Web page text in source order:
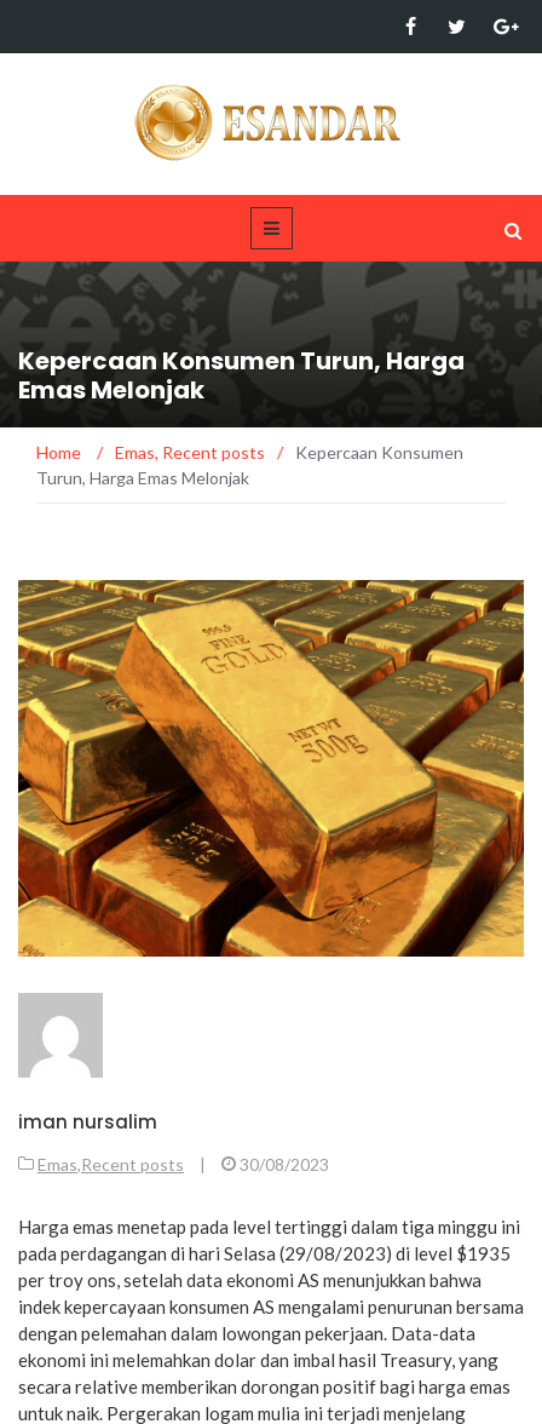
Kepercaan Konsumen Turun, Harga
Emas Melonjak
Home / Emas, Recent posts /
Kepercaan Konsumen
Turun, Harga Emas Melonjak
iman nursalim
Emas,Recent posts | 30/08/2023
Harga emas menetap pada level tertinggi dalam tiga minggu ini
pada perdagangan di hari Selasa (29/08/2023) di level $1935
per troy ons, setelah data ekonomi AS menunjukkan bahwa
indek kepercayaan konsumen AS mengalami penurunan bersama
dengan pelemahan dalam lowongan pekerjaan. Data-data
ekonomi ini melemahkan dolar dan imbal hasil Treasury, yang
secara relative memberikan dorongan positif bagi harga emas
untuk naik. Pergerakan logam mulia ini terjadi menjelang